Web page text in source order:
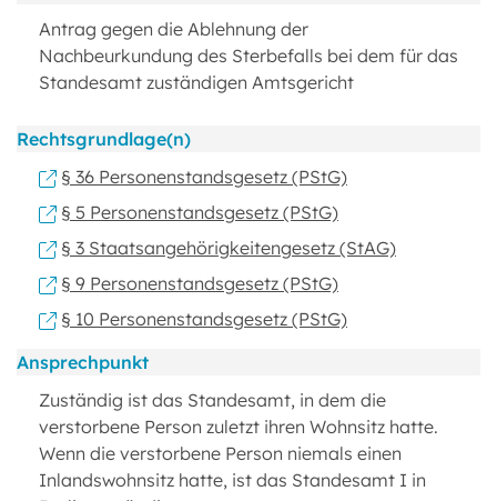
Antrag gegen die Ablehnung der
Nachbeurkundung des Sterbefalls bei dem für das
Standesamt zuständigen Amtsgericht
Rechtsgrundlage(n)
§ 36 Personenstandsgesetz (PStG)
§ 5 Personenstandsgesetz (PStG)
§ 3 Staatsangehörigkeitengesetz (StAG)
§ 9 Personenstandsgesetz (PStG)
§ 10 Personenstandsgesetz (PStG)
Ansprechpunkt
Zuständig ist das Standesamt, in dem die
verstorbene Person zuletzt ihren Wohnsitz hatte.
Wenn die verstorbene Person niemals einen
Inlandswohnsitz hatte, ist das Standesamt I in